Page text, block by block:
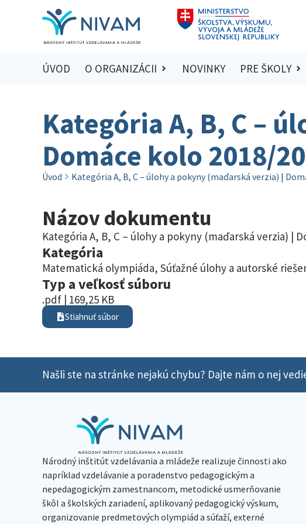
ÚVOD O ORGANIZÁCII NOVINKY PRE ŠKOLY
Kategória A, B, C –
Domáce kolo 2018/
Úvod Kategória A, B, C – úlohy a pokyny (maďarská verzia) |
Názov dokumentu
Kategória A, B, C – úlohy a pokyny (maďarská verzia) |
Kategória
Matematická olympiáda, Súťažné úlohy a autorské
Typ a veľkosť súboru
.pdf | 169,25 KB
Stiahnuť súbor
Našli ste na stránke nejakú chybu? Dajte nám o nej
Národný inštitút vzdelávania a mládeže realizuje činnosti ako
napríklad vzdelávanie a poradenstvo pedagogickým a
nepedagogickým zamestnancom, metodické usmerňovanie
škôl a školských zariadení, aplikovaný pedagogický výskum,
organizovanie predmetových olympiád a súťaží, externé